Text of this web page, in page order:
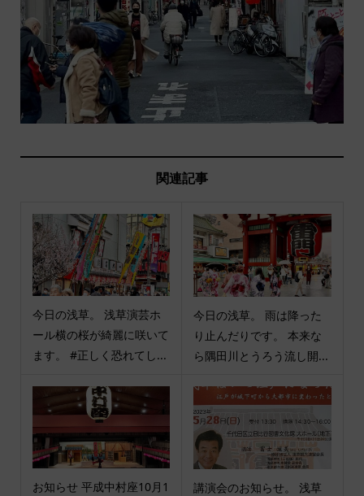
関連記事
今日の浅草。 浅草演芸ホ
ール横の桜が綺麗に咲いて
ます。 #正しく恐れてし...
今日の浅草。 雨は降った
り止んだりです。 本来な
ら隅田川とうろう流し開...
お知らせ 平成中村座10月1
講演会のお知らせ。 浅草